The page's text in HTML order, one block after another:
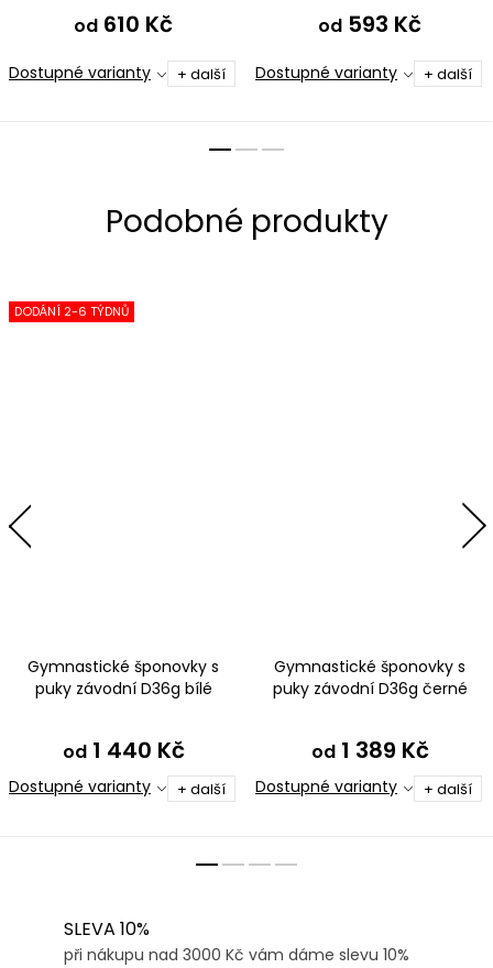
od 610 Kč
Dostupné varianty + další
od 593 Kč
Dostupné varianty + další
DODÁNÍ 2-6 TÝDNŮ
Gymnastické šponovky s
puky závodní D36g bílé
od1 440 Kč
Dostupné varianty + další
Gymnastické šponovky s
puky závodní D36g černé
od1 389 Kč
Dostupné varianty + další
SLEVA 10%
při nákupu nad 3000 Kč vám dáme slevu 10%